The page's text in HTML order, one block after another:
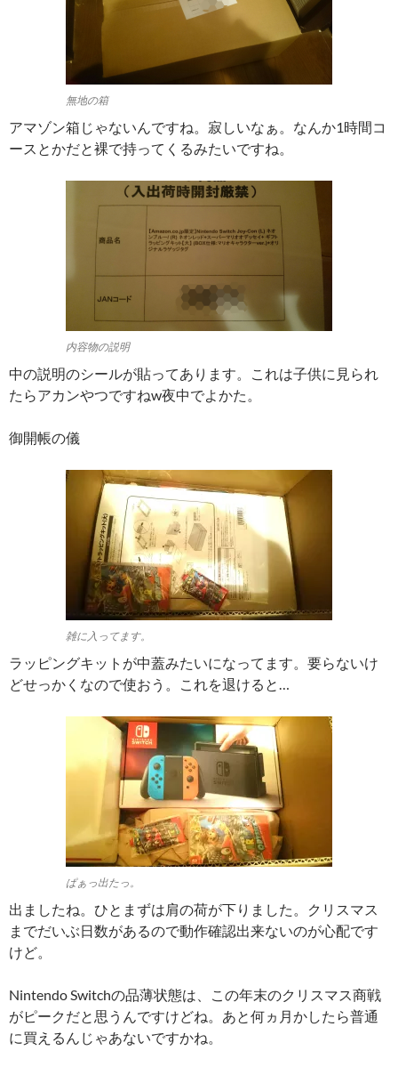
無地の箱
アマゾン箱じゃないんですね。寂しいなぁ。なんか1時間コ
ースとかだと裸で持ってくるみたいですね。
内容物の説明
中の説明のシールが貼ってあります。これは子供に見られ
たらアカンやつですねw夜中でよかた。
御開帳の儀
雑に入ってます。
ラッピングキットが中蓋みたいになってます。要らないけ
どせっかくなので使おう。これを退けると…
ぱぁっ出たっ。
出ましたね。ひとまずは肩の荷が下りました。クリスマス
までだいぶ日数があるので動作確認出来ないのが心配です
けど。
Nintendo Switchの品薄状態は、この年末のクリスマス商戦
がピークだと思うんですけどね。あと何ヵ月かしたら普通
に買えるんじゃあないですかね。